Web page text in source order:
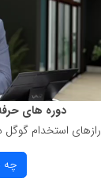
دوره های
رازهای استخدام
چه